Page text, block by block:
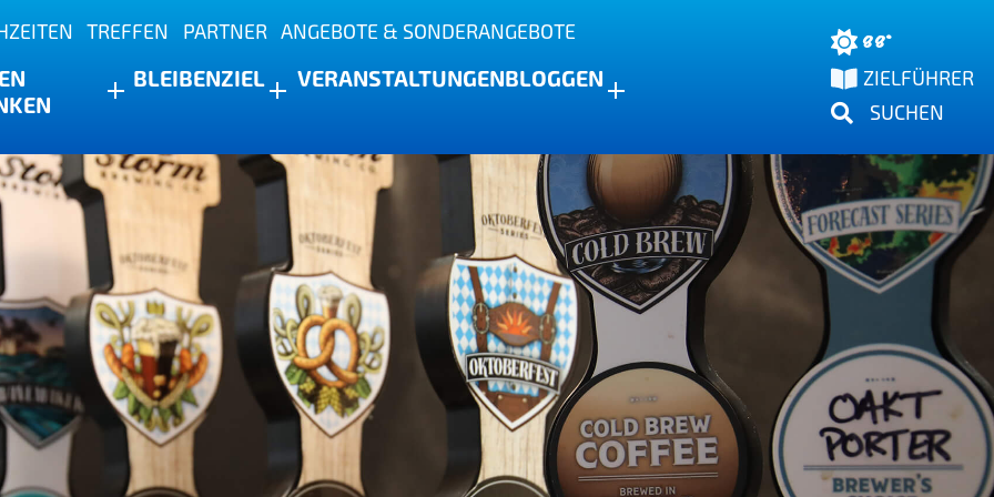
TREFFEN PARTNER ANGEBOTE & SONDERANGEBOTE
BLEIBENZIEL VERANSTALTUNGENBLOGGEN
88°
ZIELFÜHRER
SUCHEN